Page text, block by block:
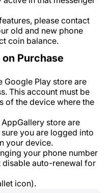
please contact
old and new phone
coin balance.
Purchase
Google Play store are
This account must be
of the device where the
AppGallery store are
you are logged into
your device.
your phone number
disable auto-renewal for
icon).